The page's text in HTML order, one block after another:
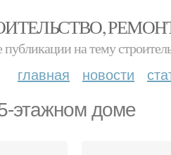
на тему
главная новости
этажном доме